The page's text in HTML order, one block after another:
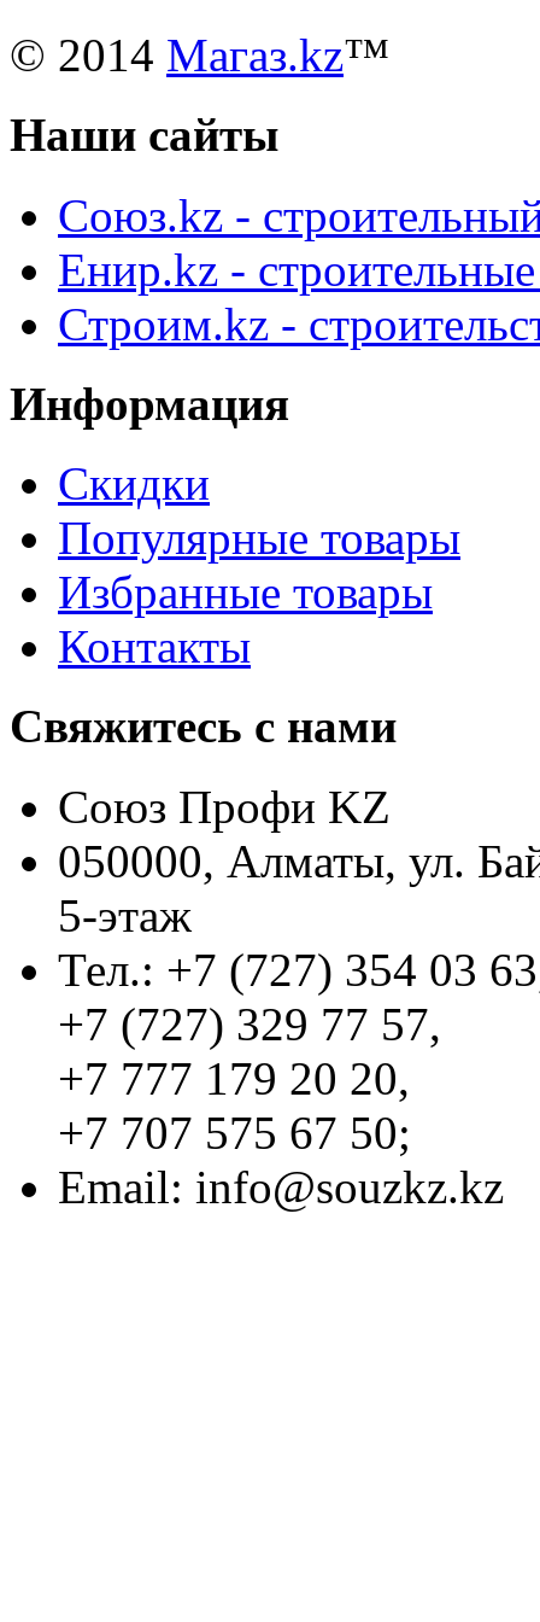
© 2014 Магаз.kz™
Наши сайты
Союз.kz -
Енир.kz -
Строим.kz -
Информация
Скидки
Популярные товары
Избранные товары
Контакты
Свяжитесь с нами
Союз Профи KZ
050000, Алматы, ул.
5-этаж
Тел.: +7 (727) 354 03
+7 (727) 329 77 57,
+7 777 179 20 20,
+7 707 575 67 50;
Email: info@souzkz.kz